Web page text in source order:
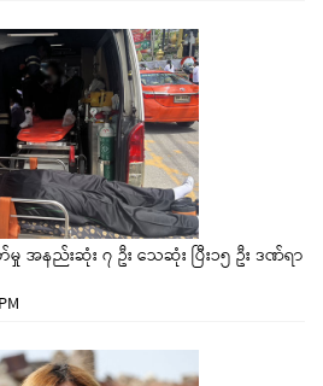
အနည်းဆုံး ၇ ဦး သေဆုံး ပြီး၁၅ ဦး ဒဏ်ရာ